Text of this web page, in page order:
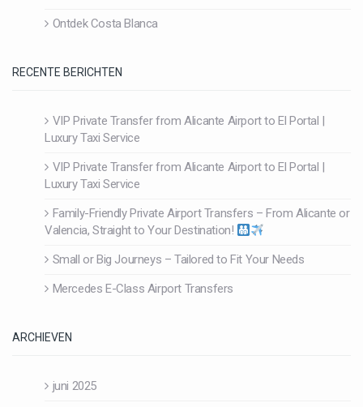
Ontdek Costa Blanca
RECENTE BERICHTEN
VIP Private Transfer from Alicante Airport to El Portal |
Luxury Taxi Service
VIP Private Transfer from Alicante Airport to El Portal |
Luxury Taxi Service
Family-Friendly Private Airport Transfers – From Alicante or
Valencia, Straight to Your Destination!
Small or Big Journeys – Tailored to Fit Your Needs
Mercedes E-Class Airport Transfers
ARCHIEVEN
juni 2025